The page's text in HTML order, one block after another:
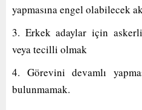
yapmasına engel olabilecek
3. Erkek adaylar için
veya tecilli olmak
4. Görevini devamlı
bulunmamak.